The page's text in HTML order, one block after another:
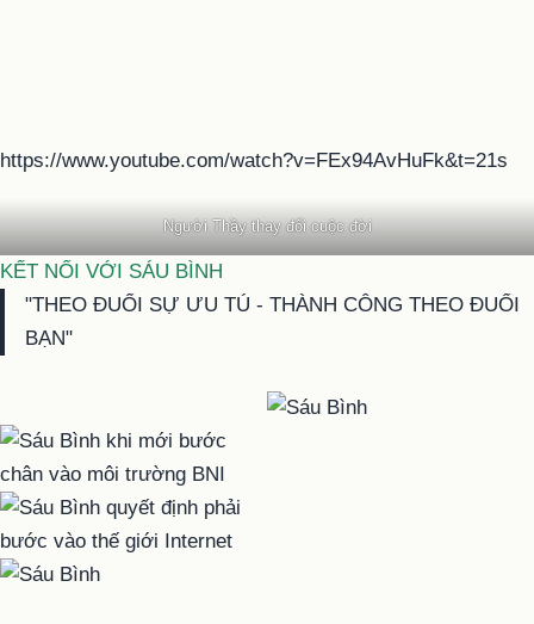
https://www.youtube.com/watch?v=FEx94AvHuFk&t=21s
Người Thầy thay đổi cuộc đời
KẾT NỐI VỚI SÁU BÌNH
"THEO ĐUỔI SỰ ƯU TÚ - THÀNH CÔNG THEO ĐUỔI
BẠN"